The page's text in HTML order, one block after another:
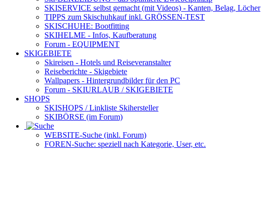
SKISERVICE selbst gemacht (mit Videos) - Kanten, Belag, Löcher
TIPPS zum Skischuhkaufinkl. GRÖSSEN-TEST
SKISCHUHE: Bootfitting
SKIHELME - Infos, Kaufberatung
Forum - EQUIPMENT
SKIGEBIETE
Skireisen - Hotels und Reiseveranstalter
Reiseberichte - Skigebiete
Wallpapers - Hintergrundbilder für den PC
Forum - SKIURLAUB / SKIGEBIETE
SHOPS
SKISHOPS / Linkliste Skihersteller
SKIBÖRSE (im Forum)
WEBSITE-Suche (inkl. Forum)
FOREN-Suche: speziell nach Kategorie, User, etc.